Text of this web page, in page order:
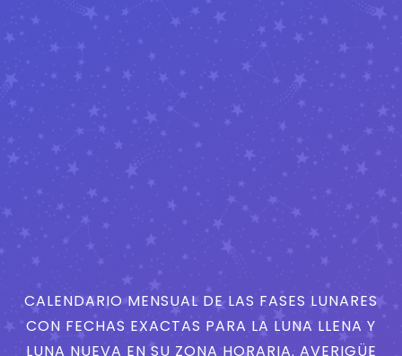
CALENDARIO MENSUAL DE LAS FASES LUNARES
CON FECHAS EXACTAS PARA LA LUNA LLENA Y
LUNA NUEVA EN SU ZONA HORARIA. AVERIGÜE